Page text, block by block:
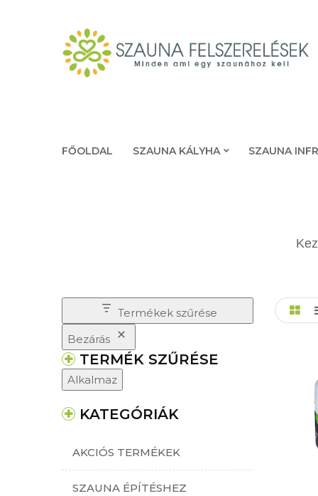
FŐOLDAL SZAUNA KÁLYHA SZAUNA
Termékek szűrése
Bezárás
TERMÉK SZŰRÉSE
Alkalmaz
KATEGÓRIÁK
AKCIÓS TERMÉKEK
SZAUNA ÉPÍTÉSHEZ